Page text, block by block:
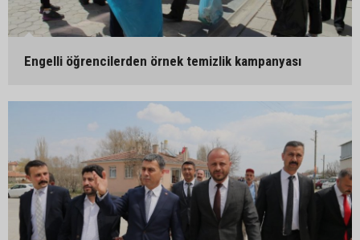
Engelli öğrencilerden örnek temizlik kampanyası